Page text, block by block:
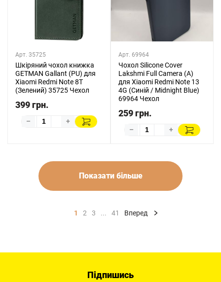
Арт. 35725
Шкіряний чохол книжка
GETMAN Gallant (PU) для
Xiaomi Redmi Note 8T
(Зелений) 35725 Чехол
399 грн.
– +
Арт. 69964
Чохол Silicone Cover
Lakshmi Full Camera (A)
для Xiaomi Redmi Note 13
4G (Синій / Midnight Blue)
69964 Чехол
259 грн.
– +
Показати більше
1 2 3 ... 41 Вперед
Підпишись